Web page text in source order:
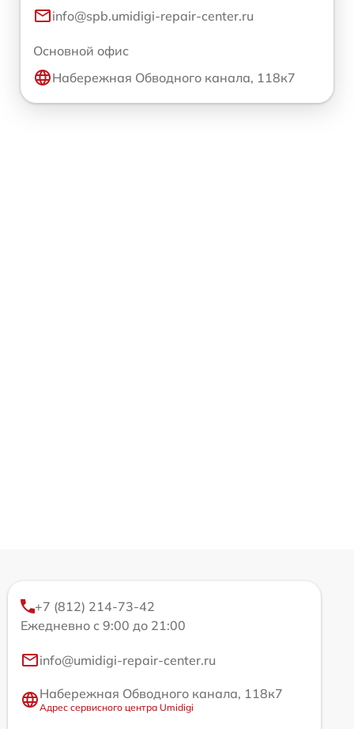
info@spb.umidigi-repair-center.ru
Основной офис
Набережная Обводного канала, 118к7
+7 (812) 214-73-42
Ежедневно с 9:00 до 21:00
info@umidigi-repair-center.ru
Набережная Обводного канала, 118к7
Адрес сервисного центра Umidigi